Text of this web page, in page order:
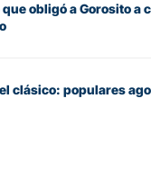
que obligó a Gorosito a
clásico: populares